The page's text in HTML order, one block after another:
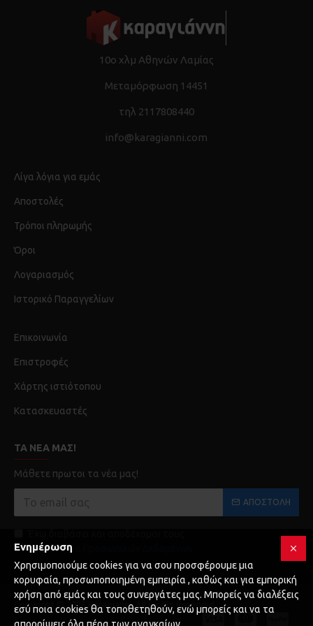
μεγαλύτερη διάρκεια χρήσης, εως και 20% περισσότερη
εως και 2x μεγαλύτερη διάρκεια ζωής μπαταρίας και λειτουργεί
καλύτερα στους -20°C απο άλλες τεχνολογίες lithium-ion
μπαταρίες Milwaukee M18TM
10ο χλμ Αθηνών Λαμίας
Μεταμόρφωση 14451
τηλ 2117808440
info@karagianni.com
Λίγα λόγια για εμάς
Αποστολές
Τρόποι πληρωμής
Όροι
Λογαριασμός
Ιστορικό Παραγγελίων
Επικοινωνία
Επιστροφές
Χάρτης ιστιότοπου
Κατασκευαστές
ΤΑ ΝΈΑ ΜΑΣ!
Μάθετε πρωτοι τα νέα μας!
ΑΠΟΣΤΟΛΉ
Προστασία Προσωπικών Δεδομένων
Copyright © 2025 Karagianni, All Rights Reserved
Ενημέρωση
Χρησιμοποιούμε cookies για να σου προσφέρουμε μια
κορυφαία, προσωποποιημένη εμπειρία , καθώς και για εμπορική
χρήση από εμάς και τους συνεργάτες μας. Μπορείς να διαλέξεις
εσύ ποια cookies θα τοποθετηθούν, ενώ μπορείς και να τα